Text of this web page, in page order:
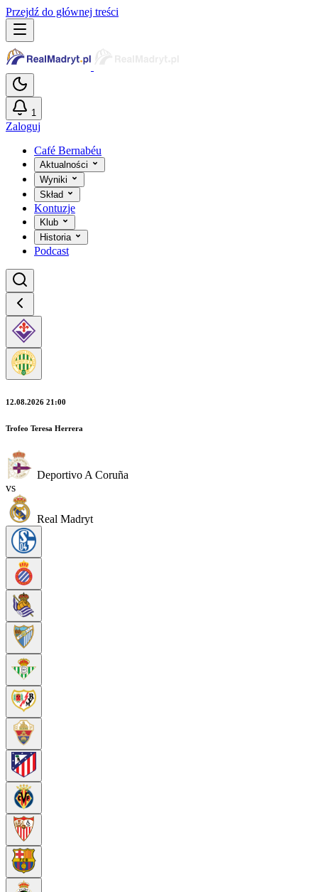
Przejdź do głównej treści
1
Zaloguj
Café Bernabéu
Aktualności
Wyniki
Skład
Kontuzje
Klub
Historia
Podcast
12.08.2026 21:00
Trofeo Teresa Herrera
Deportivo A Coruña
vs
Real Madryt